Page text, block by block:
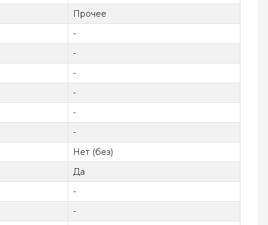
Прочее
-
-
-
-
-
-
Нет (без)
Да
-
-